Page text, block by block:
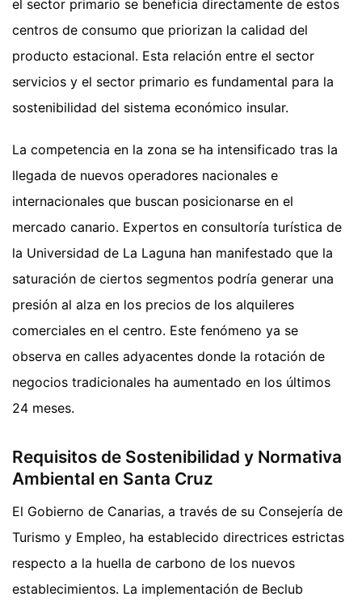
el sector primario se beneficia directamente de estos
centros de consumo que priorizan la calidad del
producto estacional. Esta relación entre el sector
servicios y el sector primario es fundamental para la
sostenibilidad del sistema económico insular.
La competencia en la zona se ha intensificado tras la
llegada de nuevos operadores nacionales e
internacionales que buscan posicionarse en el
mercado canario. Expertos en consultoría turística de
la Universidad de La Laguna han manifestado que la
saturación de ciertos segmentos podría generar una
presión al alza en los precios de los alquileres
comerciales en el centro. Este fenómeno ya se
observa en calles adyacentes donde la rotación de
negocios tradicionales ha aumentado en los últimos
24 meses.
Requisitos de Sostenibilidad y Normativa
Ambiental en Santa Cruz
El Gobierno de Canarias, a través de su Consejería de
Turismo y Empleo, ha establecido directrices estrictas
respecto a la huella de carbono de los nuevos
establecimientos. La implementación de Beclub